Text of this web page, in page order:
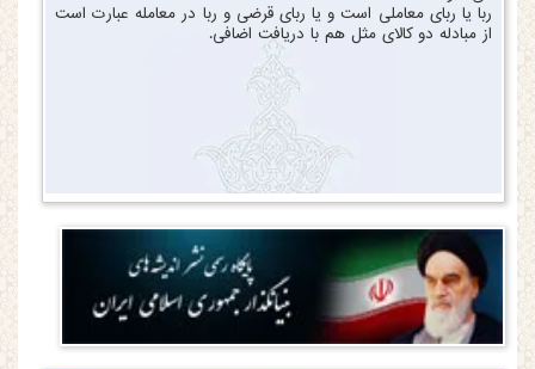
ربا یا ربای معاملی است و یا ربای قرضی و ربا در معامله عبارت است
از مبادله دو کالای مثل هم با دریافت اضافی.